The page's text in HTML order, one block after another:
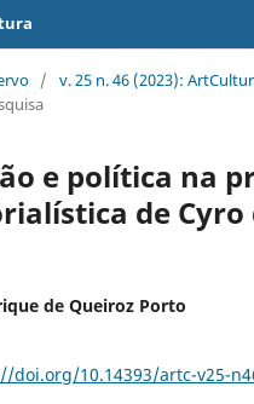
/ v. 25 n. 46 (2023):
e política na
de Cyro
de Queiroz Porto
doi.org/10.14393/artc-v25-